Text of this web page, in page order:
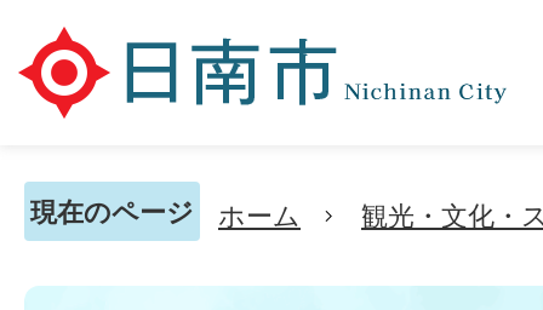
現在のページ ホーム 観光・文化・